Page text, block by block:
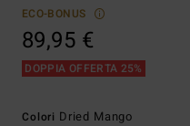
ECO-BONUS
89,95 €
DOPPIA OFFERTA 25%
Colori Dried Mango